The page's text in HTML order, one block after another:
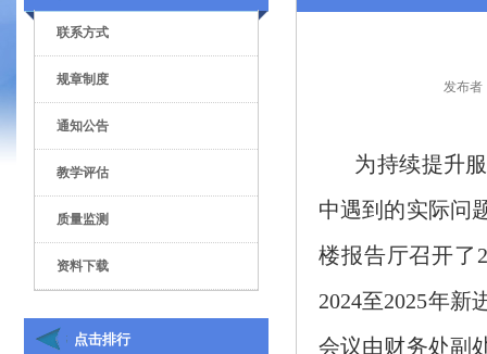
联系方式
规章制度
通知公告
教学评估
质量监测
资料下载
点击排行
发布者
为持续提升
中遇到的实际问
楼报告厅召开了
2024至2025年新
会议由财务处副